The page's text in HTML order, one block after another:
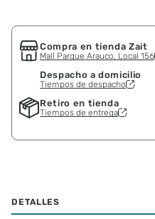
Compra en tienda Zait
Mall Parque Arauco, Local 156
Despacho a domicilio
Tiempos de despacho
Retiro en tienda
Tiempos de entrega